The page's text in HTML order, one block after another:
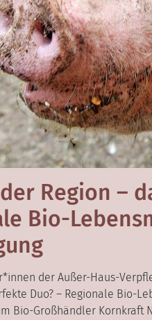
Region –
Bio-
der Außer-Haus-
Duo? – Regionale Bio-
Bio-Großhändler